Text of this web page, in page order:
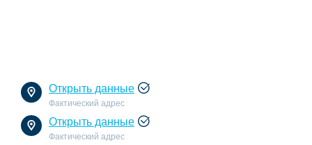
Открыть данные
Фактический адрес
Открыть данные
Фактический адрес